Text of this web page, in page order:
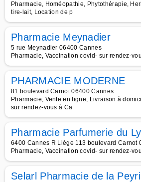
Pharmacie, Homéopathie, Phytothérapie,
tire-lait, Location de p
Pharmacie Meynadier
5 rue Meynadier 06400 Cannes
Pharmacie, Vaccination covid- sur rendez-
PHARMACIE MODERNE
81 boulevard Carnot 06400 Cannes
Pharmacie, Vente en ligne, Livraison à
sur rendez-vous à Ca
Pharmacie Parfumerie du
6400 Cannes R Liège 113 boulevard Carnot
Pharmacie, Vaccination covid- sur rendez-
Selarl Pharmacie de la